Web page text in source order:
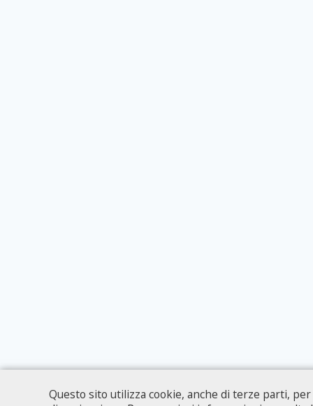
Questo sito utilizza cookie, anche di terze parti,